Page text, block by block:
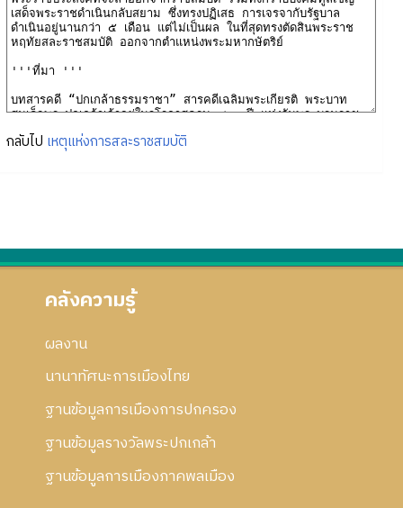
กลับไป เหตุแห่งการสละราชสมบัติ
คลังความรู้
ผลงาน
นานาทัศนะการเมืองไทย
ฐานข้อมูลการเมืองการปกครอง
ฐานข้อมูลรางวัลพระปกเกล้า
ฐานข้อมูลการเมืองภาคพลเมือง